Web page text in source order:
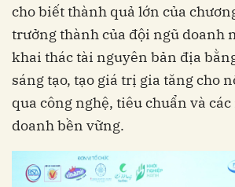
cho biết thành quả lớn của
trưởng thành của đội ngũ doanh
khai thác tài nguyên bản địa
sáng tạo, tạo giá trị gia tăng cho
qua công nghệ, tiêu chuẩn và
doanh bền vững.